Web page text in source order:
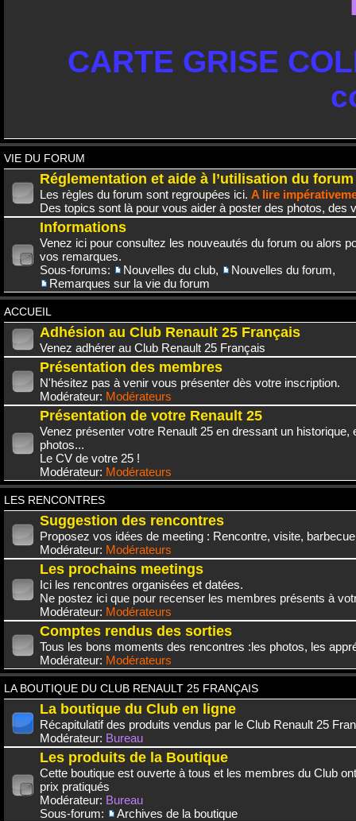
CARTE GRISE
VIE DU FORUM
Réglementation et aide à l’utilisation du forum
Les règles du forum sont regroupées ici. A lire
Des topics sont là pour vous aider à poster des photos, des
Informations
Venez ici pour consultez les nouveautés du forum ou alors
vos remarques.
Sous-forums:
Nouvelles du club, Nouvelles du forum,
Remarques sur la vie du forum
ACCUEIL
Adhésion au Club Renault 25 Français
Venez adhérer au Club Renault 25 Français
Présentation des membres
N'hésitez pas à venir vous présenter dès votre inscription.
Modérateur: Modérateurs
Présentation de votre Renault 25
Venez présenter votre Renault 25 en dressant un historique,
photos...
Le CV de votre 25 !
Modérateur: Modérateurs
LES RENCONTRES
Suggestion des rencontres
Proposez vos idées de meeting : Rencontre, visite,
Modérateur: Modérateurs
Les prochains meetings
Ici les rencontres organisées et datées.
Ne postez ici que pour recenser les membres présents à
Modérateur: Modérateurs
Comptes rendus des sorties
Tous les bons moments des rencontres :les photos, les
Modérateur: Modérateurs
LA BOUTIQUE DU CLUB RENAULT 25 FRANÇAIS
La boutique du Club en ligne
Récapitulatif des produits vendus par le Club Renault 25
Modérateur: Bureau
Les produits de la Boutique
Cette boutique est ouverte à tous et les membres du Club
prix pratiqués
Modérateur: Bureau
Sous-forum:
Archives de la boutique